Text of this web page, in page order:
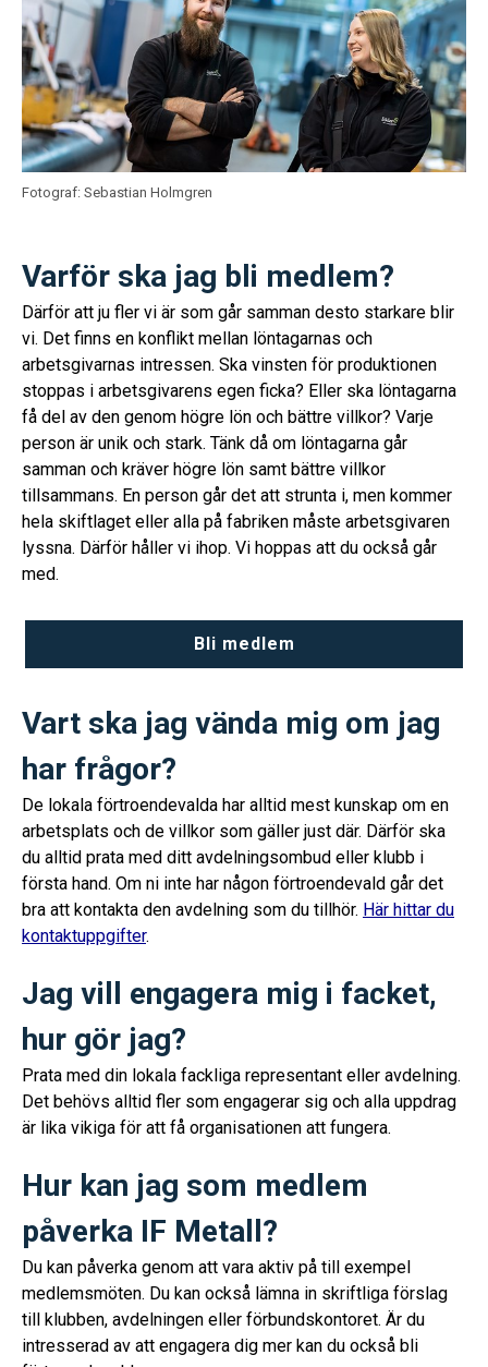
Fotograf: Sebastian Holmgren
Varför ska jag bli medlem?
Därför att ju fler vi är som går samman desto starkare blir
vi. Det finns en konflikt mellan löntagarnas och
arbetsgivarnas intressen. Ska vinsten för produktionen
stoppas i arbetsgivarens egen ficka? Eller ska löntagarna
få del av den genom högre lön och bättre villkor? Varje
person är unik och stark. Tänk då om löntagarna går
samman och kräver högre lön samt bättre villkor
tillsammans. En person går det att strunta i, men kommer
hela skiftlaget eller alla på fabriken måste arbetsgivaren
lyssna. Därför håller vi ihop. Vi hoppas att du också går
med.
Bli medlem
Vart ska jag vända mig om jag
har frågor?
De lokala förtroendevalda har alltid mest kunskap om en
arbetsplats och de villkor som gäller just där. Därför ska
du alltid prata med ditt avdelningsombud eller klubb i
första hand. Om ni inte har någon förtroendevald går det
bra att kontakta den avdelning som du tillhör. Här hittar du
kontaktuppgifter.
Jag vill engagera mig i facket,
hur gör jag?
Prata med din lokala fackliga representant eller avdelning.
Det behövs alltid fler som engagerar sig och alla uppdrag
är lika vikiga för att få organisationen att fungera.
Hur kan jag som medlem
påverka IF Metall?
Du kan påverka genom att vara aktiv på till exempel
medlemsmöten. Du kan också lämna in skriftliga förslag
till klubben, avdelningen eller förbundskontoret. Är du
intresserad av att engagera dig mer kan du också bli